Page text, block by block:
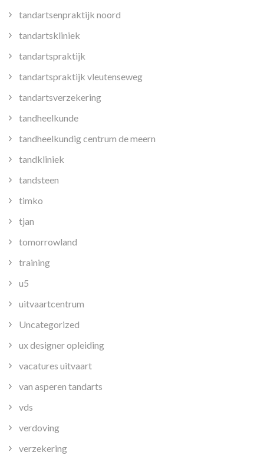
tandartsenpraktijk noord
tandartskliniek
tandartspraktijk
tandartspraktijk vleutenseweg
tandartsverzekering
tandheelkunde
tandheelkundig centrum de meern
tandkliniek
tandsteen
timko
tjan
tomorrowland
training
u5
uitvaartcentrum
Uncategorized
ux designer opleiding
vacatures uitvaart
van asperen tandarts
vds
verdoving
verzekering